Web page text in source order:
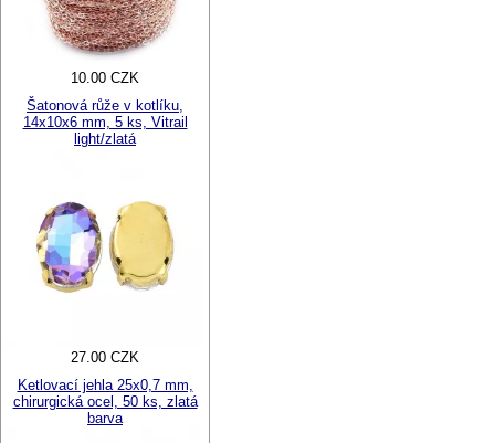
10.00 CZK
Šatonová růže v kotlíku,
14x10x6 mm, 5 ks, Vitrail
light/zlatá
27.00 CZK
Ketlovací jehla 25x0,7 mm,
chirurgická ocel, 50 ks, zlatá
barva